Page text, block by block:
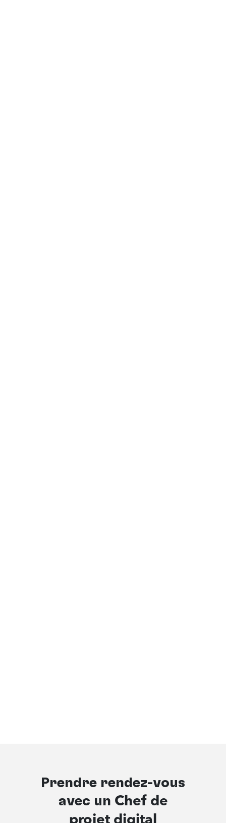
Prendre rendez-vous
avec un Chef de